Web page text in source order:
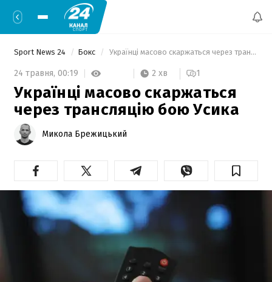
Sport News 24 Бокс Українці масово скаржаться через трансляцію бою Усика
24 травня, 00:19 2 хв 1
Українці масово скаржаться
через трансляцію бою Усика
Микола Брежицький